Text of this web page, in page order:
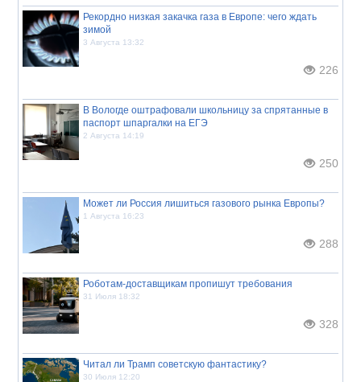
Рекордно низкая закачка газа в Европе: чего ждать
зимой
3 Августа 13:32
226
В Вологде оштрафовали школьницу за спрятанные в
паспорт шпаргалки на ЕГЭ
2 Августа 14:19
250
Может ли Россия лишиться газового рынка Европы?
1 Августа 16:23
288
Роботам-доставщикам пропишут требования
31 Июля 18:32
328
Читал ли Трамп советскую фантастику?
30 Июля 12:20